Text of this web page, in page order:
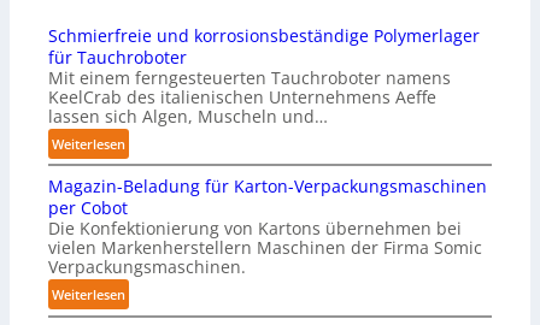
Schmierfreie und korrosionsbeständige Polymerlager
für Tauchroboter
Mit einem ferngesteuerten Tauchroboter namens
KeelCrab des italienischen Unternehmens Aeffe
lassen sich Algen, Muscheln und…
Weiterlesen:
S
c
h
m
i
e
r
Magazin-Beladung für Karton-Verpackungsmaschinen
per Cobot
Die Konfektionierung von Kartons übernehmen bei
vielen Markenherstellern Maschinen der Firma Somic
Verpackungsmaschinen.
Weiterlesen:
M